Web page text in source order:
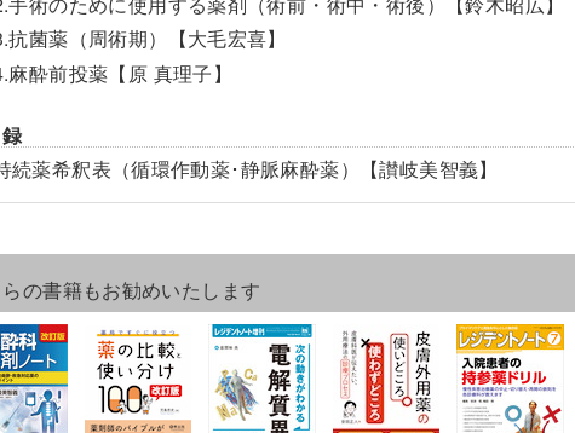
抗菌薬（周術期）【大毛宏喜】
麻酔前投薬【原 真理子】
続薬希釈表（循環作動薬･静脈麻酔薬）【讃岐美智義】
の書籍もお勧めいたします